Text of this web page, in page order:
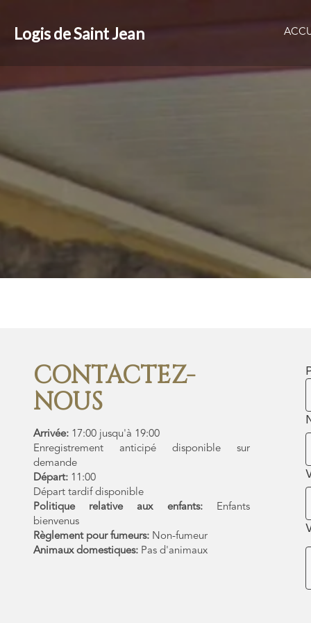
Logis de Saint Jean
CONTACTEZ-
NOUS
Arrivée: 17:00 jusqu'à 19:00
Enregistrement anticipé disponible sur
demande
Départ: 11:00
Départ tardif disponible
Politique relative aux enfants: Enfants
bienvenus
Règlement pour fumeurs: Non-fumeur
Animaux domestiques: Pas d'animaux